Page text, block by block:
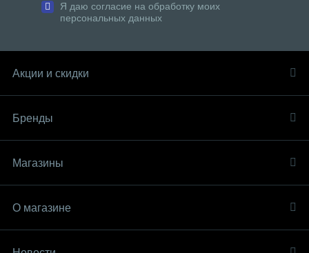
Я даю согласие на обработку моих
персональных данных
Акции и скидки
Бренды
Магазины
О магазине